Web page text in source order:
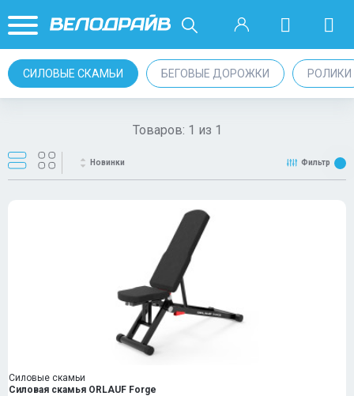
СИЛОВЫЕ СКАМЬИ БЕГОВЫЕ ДОРОЖКИ РОЛИКИ
Товаров: 1 из 1
Новинки Фильтр
Силовые скамьи
Силовая скамья ORLAUF Forge